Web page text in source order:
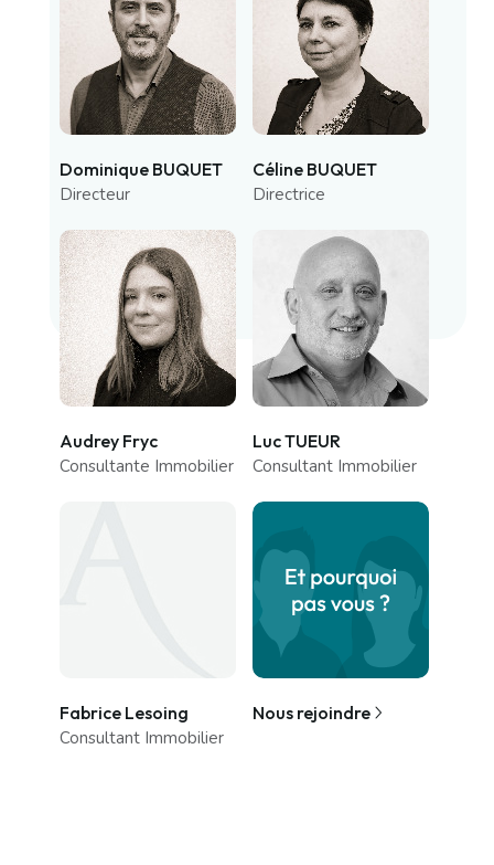
Dominique BUQUET
Directeur
Céline BUQUET
Directrice
Audrey Fryc
Consultante Immobilier
Luc TUEUR
Consultant Immobilier
Fabrice Lesoing
Consultant Immobilier
Nous rejoindre